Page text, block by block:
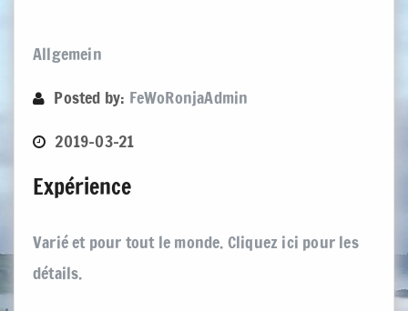
Allgemein
Posted by: FeWoRonjaAdmin
2019-03-21
Expérience
Varié et pour tout le monde. Cliquez ici pour les
détails.